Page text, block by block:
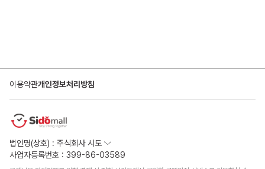
이용약관개인정보처리방침
법인명(상호) : 주식회사 시도
사업자등록번호 : 399-86-03589